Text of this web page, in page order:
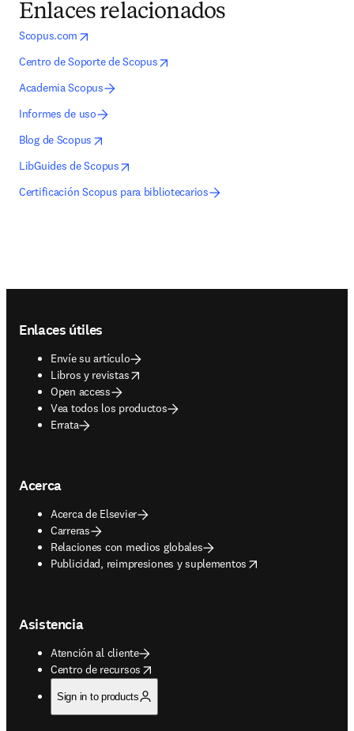
Enlaces relacionados
Scopus.com se abre en una nueva pestaña/ventana
opens in new tab/window
Centro de Soporte de Scopusse abre en una nueva pestaña/ventana
opens in new tab/window
Academia Scopus
Informes de uso
Blog de Scopus se abre en una nueva pestaña/ventana
opens in new tab/window
LibGuides de Scopusse abre en una nueva pestaña/ventana
opens in new tab/window
Certificación Scopus para bibliotecarios
Enlaces útiles
Envíe su artículo
Libros y revistas
opens in new tab/window
Open access
Vea todos los productos
Errata
Acerca
Acerca de Elsevier
Carreras
Relaciones con medios globales
Publicidad, reimpresiones y suplementos
opens in new tab/window
Asistencia
Atención al cliente
Centro de recursos
opens in new tab/window
Sign in to products